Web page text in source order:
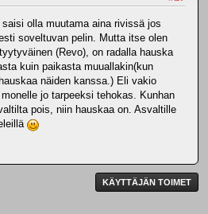
olla muutama aina rivissä jos
soveltuvan pelin. Mutta itse olen
(Revo), on radalla hauska
kuin paikasta muuallakin(kun
näiden kanssa.) Eli vakio
jo tarpeeksi tehokas. Kunhan
pois, niin hauskaa on. Asvaltille
KÄYTTÄJÄN TOIMET